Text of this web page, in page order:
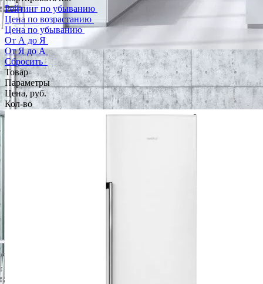
Рейтинг по убыванию
Цена по возрастанию
Цена по убыванию
От А до Я
От Я до А
Сбросить
Товар
Параметры
Цена, руб.
Кол-во